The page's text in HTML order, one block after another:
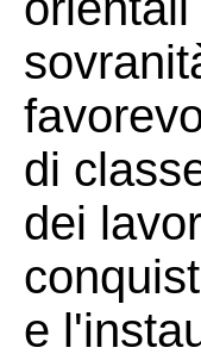
di
dei
e